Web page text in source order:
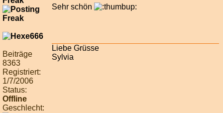
Beiträge
8363
Registriert:
1/7/2006
Status:
Offline
Geschlecht:
Sehr schön
Liebe Grüsse
Sylvia